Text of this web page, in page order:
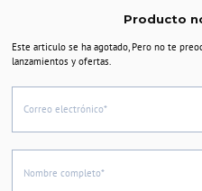
Producto
Este articulo se ha agotado, Pero no te
lanzamientos y ofertas.
Correo electrónico*
Nombre completo*